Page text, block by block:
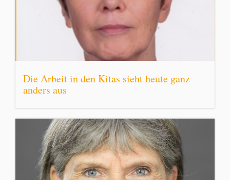
Die Arbeit in den Kitas sieht heute ganz
anders aus